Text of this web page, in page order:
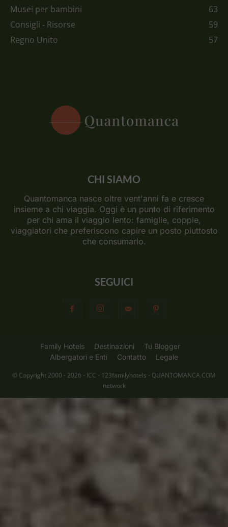
Musei per bambini
63
Consigli - Risorse
59
Regno Unito
57
CHI SIAMO
Quantomanca nasce oltre vent'anni fa e cresce
insieme a chi viaggia. Oggi è un punto di riferimento
per chi ama il viaggio lento: famiglie, coppie,
viaggiatori che preferiscono capire un posto piuttosto
che consumarlo.
SEGUICI
Family Hotels Destinazioni
Tu Blogger
Albergatori e Enti
Contatto Legale
© Copyright 2000 - 2026 - ICC - 123familyhotels - QUANTOMANCA.COM
network